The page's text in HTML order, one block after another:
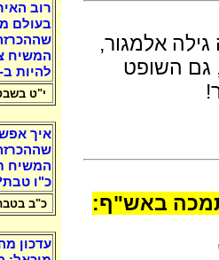
גילה אלמגור,
גם השופט
באש"ף:
רוב
בעולם
המשיח
להיות
י"ט בשבט/
איך
המשיח
כ"ו
כ"ב בטבת/
עדכון